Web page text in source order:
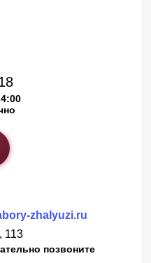
zhalyuzi.ru
113
позвоните